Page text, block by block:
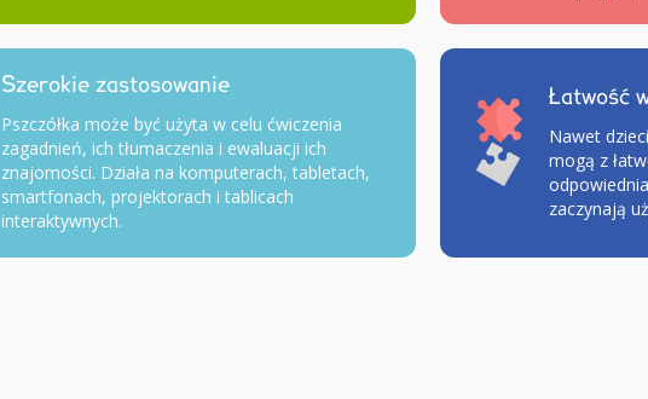
Szerokie zastosowanie
Pszczółka może być użyta w celu ćwiczenia
zagadnień, ich tłumaczenia i ewaluacji ich
znajomości. Działa na komputerach, tabletach,
smartfonach, projektorach i tablicach
interaktywnych.
Łatwość
Nawet
mogą z
zaczynają